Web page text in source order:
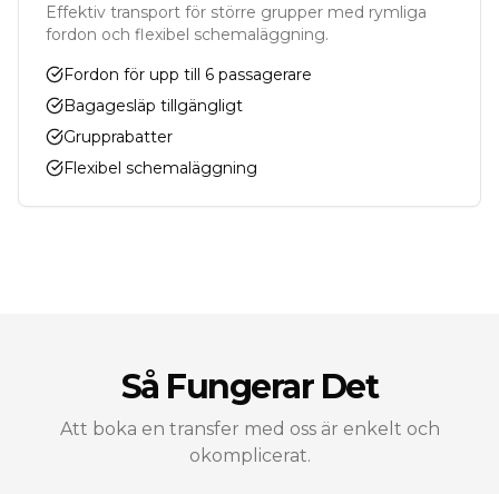
Effektiv transport för större grupper med rymliga
fordon och flexibel schemaläggning.
Fordon för upp till 6 passagerare
Bagagesläp tillgängligt
Grupprabatter
Flexibel schemaläggning
Så Fungerar Det
Att boka en transfer med oss är enkelt och
okomplicerat.